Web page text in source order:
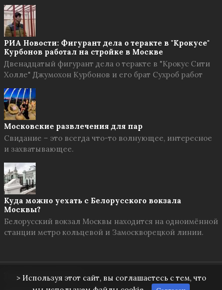
РИА Новости: Фигурант дела о теракте в "Крокусе"
Курбонов работал на стройке в Москве
Двенадцатый фигурант дела о теракте в "Крокус Сити
Холле" Джумохон Курбонов и его брат Сухроб работ
Московские развлечения для пар
Свидание – это всегда что-то волнующее, интересное
и захватывающее.
Куда можно уехать с Белорусского вокзала
Москвы?
Белорусский вокзал Москвы находится на одноимённой
станции метро кольцевой и Замоскворецкой линии.
Твоя Москва © 2026
> Используя этот сайт, вы соглашаетесь с тем, что